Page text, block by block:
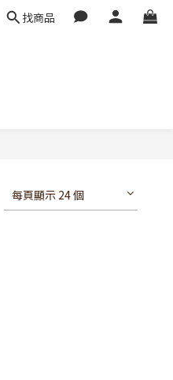
找商品
每頁顯示 24 個